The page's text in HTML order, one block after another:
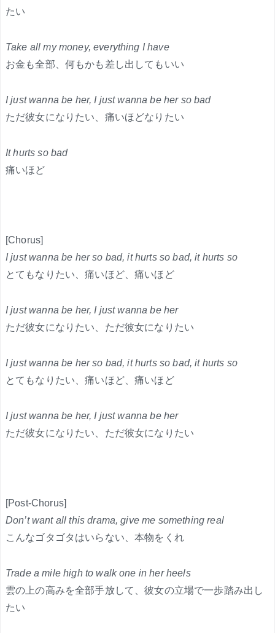
たい
Take all my money, everything I have
お金も全部、何もかも差し出してもいい
I just wanna be her, I just wanna be her so bad
ただ彼女になりたい、痛いほどなりたい
It hurts so bad
痛いほど
[Chorus]
I just wanna be her so bad, it hurts so bad, it hurts so
とてもなりたい、痛いほど、痛いほど
I just wanna be her, I just wanna be her
ただ彼女になりたい、ただ彼女になりたい
I just wanna be her so bad, it hurts so bad, it hurts so
とてもなりたい、痛いほど、痛いほど
I just wanna be her, I just wanna be her
ただ彼女になりたい、ただ彼女になりたい
[Post-Chorus]
Don’t want all this drama, give me something real
こんなゴタゴタはいらない、本物をくれ
Trade a mile high to walk one in her heels
雲の上の高みを全部手放して、彼女の立場で一歩踏み出し
たい